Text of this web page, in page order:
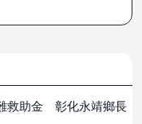
救助金 彰化永靖鄉長